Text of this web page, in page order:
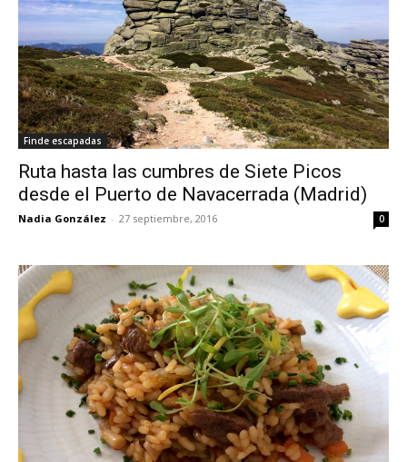
Finde escapadas
Ruta hasta las cumbres de Siete Picos
desde el Puerto de Navacerrada (Madrid)
Nadia González - 27 septiembre, 2016 0